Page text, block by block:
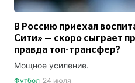
В Россию приехал
Сити» — скоро сыграет
правда топ-трансфер?
Мощное усиление.
Футбол 24 июля